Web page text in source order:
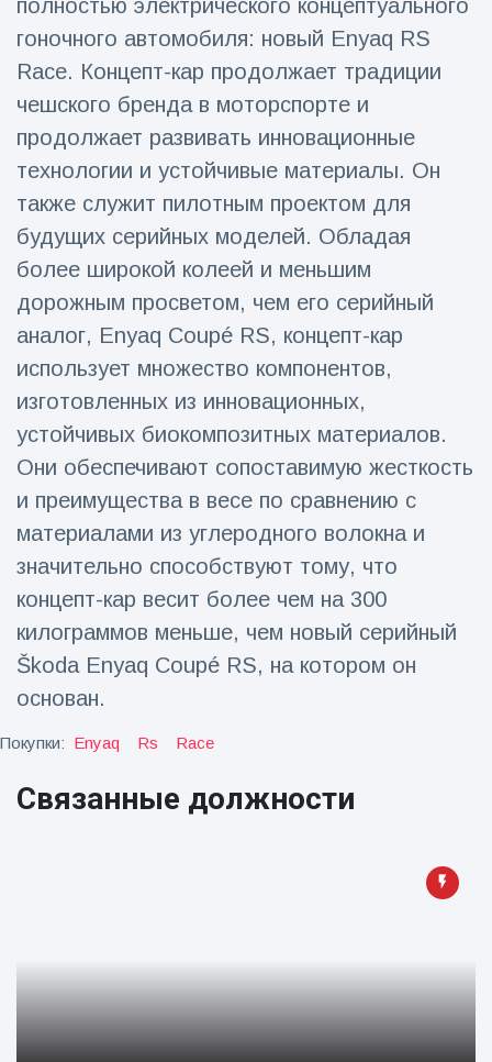
Путешествия и приключения (77)
Последние новости
'Побег'
фокусника из
вызвал смех у
аудитории
16 July
Просмотров
Консерваторы
отмечают
рождение
первого
низкогорного
тапира в
зоопарке
Великобритании
за 14 лет
16 July
195
Флориды
арестован
после запуска
фейерверков из
движущейся
машины
16 July
173
Просмотров
полностью электрического концептуального
гоночного автомобиля: новый Enyaq RS
Race. Концепт-кар продолжает традиции
чешского бренда в моторспорте и
продолжает развивать инновационные
технологии и устойчивые материалы. Он
также служит пилотным проектом для
будущих серийных моделей. Обладая
более широкой колеей и меньшим
дорожным просветом, чем его серийный
аналог, Enyaq Coupé RS, концепт-кар
использует множество компонентов,
изготовленных из инновационных,
устойчивых биокомпозитных материалов.
Они обеспечивают сопоставимую жесткость
и преимущества в весе по сравнению с
материалами из углеродного волокна и
значительно способствуют тому, что
концепт-кар весит более чем на 300
килограммов меньше, чем новый серийный
Škoda Enyaq Coupé RS, на котором он
основан.
Покупки: Enyaq Rs Race
Связанные должности